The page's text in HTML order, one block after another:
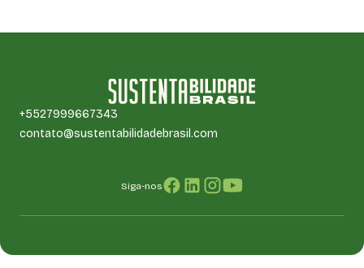
+5527999667343
contato@sustentabilidadebrasil.com
Siga-nos